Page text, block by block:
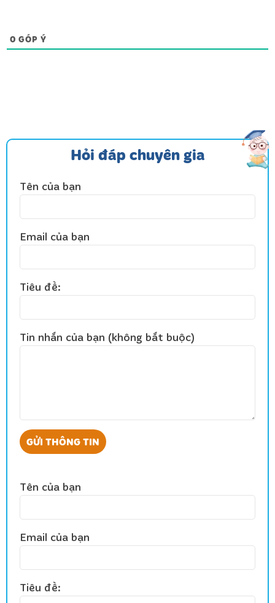
0 GÓP Ý
Hỏi đáp chuyên gia
Tên của bạn
Email của bạn
Tiêu đề:
Tin nhắn của bạn (không bắt buộc)
Tên của bạn
Email của bạn
Tiêu đề: